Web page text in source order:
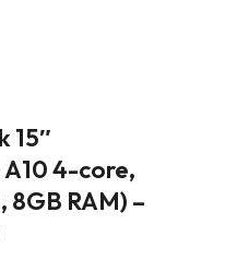
15″
4-core,
8GB RAM) –